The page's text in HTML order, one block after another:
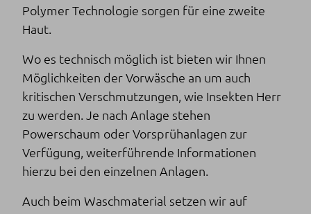
Polymer Technologie sorgen für eine zweite
Haut.
Wo es technisch möglich ist bieten wir Ihnen
Möglichkeiten der Vorwäsche an um auch
kritischen Verschmutzungen, wie Insekten Herr
zu werden. Je nach Anlage stehen
Powerschaum oder Vorsprühanlagen zur
Verfügung, weiterführende Informationen
hierzu bei den einzelnen Anlagen.
Auch beim Waschmaterial setzen wir auf